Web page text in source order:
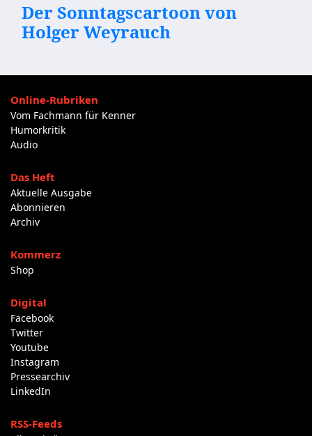
Der Sonntagscartoon von
Holger Weyrauch
Online-Rubriken
Vom Fachmann für Kenner
Humorkritik
Audio
Das Heft
Aktuelle Ausgabe
Abonnieren
Archiv
Kommerz
Shop
Digital
Facebook
Twitter
Youtube
Instagram
Pressearchiv
LinkedIn
RSS-Feeds